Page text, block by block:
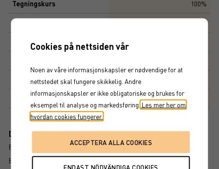
Tegningskurs 100%
Kapitalbeskyttelse 0%
Avkastningsfaktor
Kupongdetaljer
Markedsplass NASDAQ STOCKHOLM AB
Dokument
BROSJYRE
ENDELIGE VILKÅR
Cookies på nettsiden vår
Noen av våre informasjonskapsler er nødvendige for at
nettstedet skal fungere skikkelig. Andre
informasjonskapsler er ikke obligatoriske og brukes for
eksempel til analyse og markedsføring. Les mer her om
hvordan cookies fungerer.